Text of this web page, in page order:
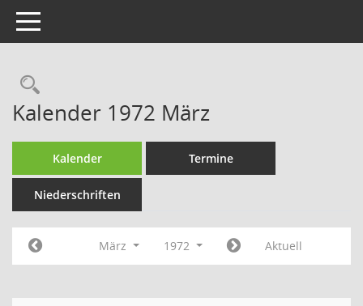
Toggle navigation
Rechercheauswahl
Kalender 1972 März
Kalender Termine
Niederschriften
März 1972 Aktuell